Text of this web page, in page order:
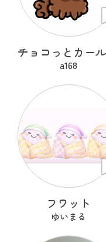
a168
フワット
ゆいまる